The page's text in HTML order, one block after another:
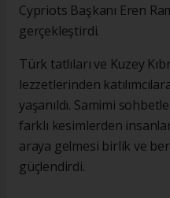
Cypriots Başkanı Eren
gerçekleştirdi.
Türk tatlıları ve Kuzey
lezzetlerinden
yaşanıldı. Samimi
farklı kesimlerden
araya gelmesi birlik ve
güçlendirdi.